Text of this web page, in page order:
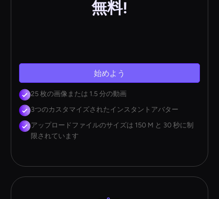
無料!
始めよう
25 枚の画像または 1.5 分の動画
3つのカスタマイズされたインスタントアバター
アップロードファイルのサイズは 150 M と 30 秒に制
限されています